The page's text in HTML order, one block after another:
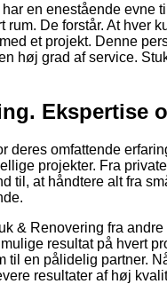
en enestående evne
De forstår. At hver
et projekt. Denne
høj grad af service.
Ekspertise
deres omfattende
projekter. Fra
til, at håndtere alt fra
& Renovering fra
resultat på hvert
til en pålidelig partner.
resultater af høj